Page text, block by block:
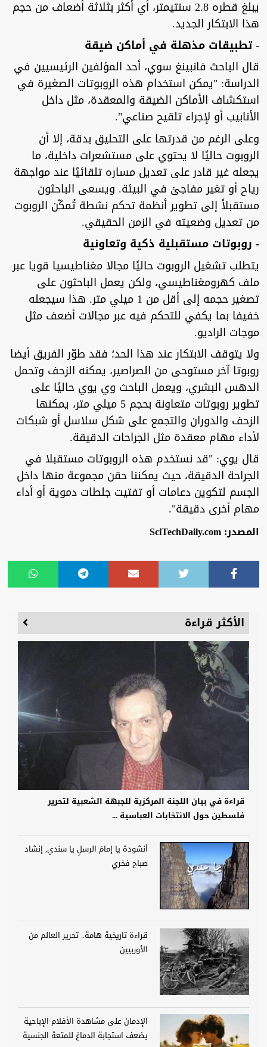
يبلغ قطره 2.8 سنتيمتر، أي أكثر بثلاثة أضعاف من حجم
هذا الابتكار الجديد.
- تطبيقات مذهلة في أماكن ضيقة
قال الباحث فانبينغ سوي، أحد المؤلفين الرئيسيين في
الدراسة: "يمكن استخدام هذه الروبوتات الصغيرة في
استكشاف الأماكن الضيقة والمعقدة، مثل داخل
الأنابيب أو لإجراء تلقيح صناعي".
وعلى الرغم من قدرتها على التحليق بدقة، إلا أن
الروبوت حاليًا لا يحتوي على مستشعرات داخلية، ما
يجعله غير قادر على تعديل مساره تلقائيًا عند مواجهة
رياح أو تغير مفاجئ في البيئة. ويسعى الباحثون
مستقبلاً إلى تطوير أنظمة تحكم نشطة تُمكّن الروبوت
من تعديل وضعيته في الزمن الحقيقي.
- روبوتات مستقبلية ذكية وتعاونية
يتطلب تشغيل الروبوت حاليًا مجالا مغناطيسيا قويا عبر
ملف كهرومغناطيسي، ولكن يعمل الباحثون على
تصغير حجمه إلى أقل من 1 ميلي متر. هذا سيجعله
خفيفا بما يكفي للتحكم فيه عبر مجالات أضعف مثل
موجات الراديو.
ولا يتوقف الابتكار عند هذا الحد؛ فقد طوّر الفريق أيضا
روبوتا آخر مستوحى من الصراصير، يمكنه الزحف وتحمل
الدهس البشري، ويعمل الباحث وي يوي حاليًا على
تطوير روبوتات متعاونة بحجم 5 ميلي متر، يمكنها
الزحف والدوران والتجمع على شكل سلاسل أو شبكات
لأداء مهام معقدة مثل الجراحات الدقيقة.
قال يوي: "قد نستخدم هذه الروبوتات مستقبلا في
الجراحة الدقيقة، حيث يمكننا حقن مجموعة منها داخل
الجسم لتكوين دعامات أو تفتيت جلطات دموية أو أداء
مهام أخرى دقيقة".
المصدر: SciTechDaily.com
الأكثر قراءة
قراءة في بيان اللجنة المركزية للجبهة الشعبية لتحرير
فلسطين حول الانتخابات العباسية ...
أنشودة يا إمامَ الرسلِ يا سندي, إنشاد
صباح فخري
قراءة تاريخية هامة.. تحرير العالم من
الأوربيين
الإدمان على مشاهدة الأفلام الإباحية
يضعف استجابة الدماغ للمتعة الجنسية